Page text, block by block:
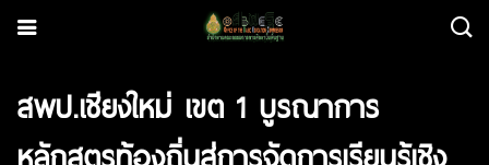
สพป.เชียงใหม่ เขต 1 บูรณาการ
หลักสูตรท้องถิ่นสู่การจัดการเรียนรู้เชิง